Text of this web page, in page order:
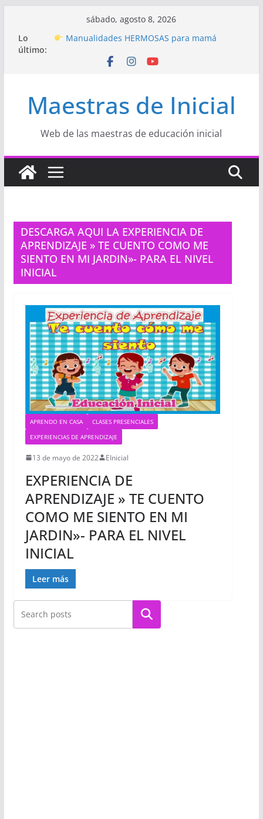
contenido
sábado, agosto 8, 2026
Lo
último:
Hermosos dibujos para MAMÁ: colorea con
amor en Inicial
Manualidades HERMOSAS para mamá
(fáciles y llenas de amor)
Proyecto
“Celebramos con Alegría la Semana
de la Educación Inicial»
Mamá hecho con amor
Maestras de Inicial
Web de las maestras de educación inicial
DESCARGA AQUI LA EXPERIENCIA DE
APRENDIZAJE » TE CUENTO COMO ME
SIENTO EN MI JARDIN»- PARA EL NIVEL
INICIAL
APRENDO EN CASA
CLASES PRESENCIALES
EXPERIENCIAS DE APRENDIZAJE
13 de mayo de 2022 EInicial
EXPERIENCIA DE
APRENDIZAJE » TE CUENTO
COMO ME SIENTO EN MI
JARDIN»- PARA EL NIVEL
INICIAL
Leer más
Buscar